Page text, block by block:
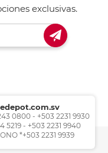
exclusivas.
0800 - +503 2231 9930
5219 - +503 2231 9940
*+503 2231 9939